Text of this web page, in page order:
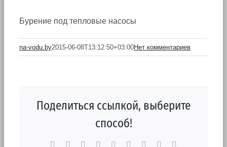
Бурение под тепловые насосы
na-vodu.by2015-06-08T13:12:50+03:00Нет комментариев
Поделиться ссылкой, выберите
способ!
Facebook Reddit LinkedInWhatsApp
TumblrPinterest